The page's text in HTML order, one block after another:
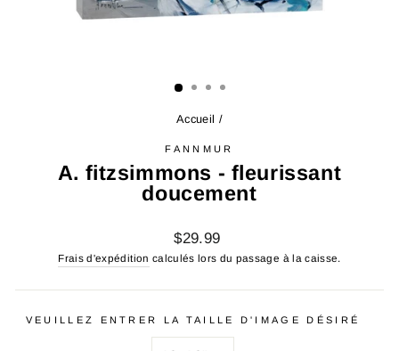
Accueil /
FANNMUR
A. fitzsimmons - fleurissant
doucement
Prix
régulier
$29.99
Frais d'expédition calculés lors du passage à la caisse.
VEUILLEZ ENTRER LA TAILLE D'IMAGE DÉSIRÉ